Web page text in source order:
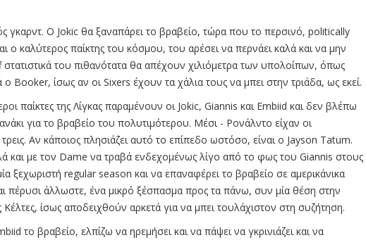
γκαρντ. Ο Jokic θα ξαναπάρει το βραβείο, τώρα που το περσινό, politically
ο καλύτερος παίκτης του κόσμου, του αρέσει να περνάει καλά και να μην
στατιστικά του πιθανότατα θα απέχουν χιλιόμετρα των υπολοίπων, όπως
Booker, ίσως αν οι Sixers έχουν τα χάλια τους να μπει στην τριάδα, ως εκεί.
παίκτες της Λίγκας παραμένουν οι Jokic, Giannis και Embiid και δεν βλέπω
για το βραβείο του πολυτιμότερου. Μέσι - Ρονάλντο είχαν οι
Αν κάποιος πλησιάζει αυτό το επίπεδο ωστόσο, είναι ο Jayson Tatum.
και με τον Dame να τραβά ενδεχομένως λίγο από το φως του Giannis στους
ξεχωριστή regular season και να επαναφέρει το βραβείο σε αμερικάνικα
πέρυσι άλλωστε, ένα μικρό ξέσπασμα προς τα πάνω, συν μία θέση στην
ίσως αποδειχθούν αρκετά για να μπει τουλάχιστον στη συζήτηση.
το βραβείο, ελπίζω να ηρεμήσει και να πάψει να γκρινιάζει και να